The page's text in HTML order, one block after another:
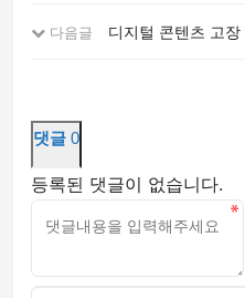
다음글 디지털 콘텐츠 고
댓글 0
등록된 댓글이 없습니다.